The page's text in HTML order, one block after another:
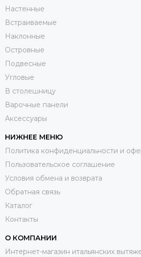
Настенные
Встраиваемые
Наклонные
Островные
Подвесные
Угловые
В столешницу
Варочные панели
Аксессуары
НИЖНЕЕ МЕНЮ
Политика конфиденциальности и
Пользовательское соглашение
Условия обмена и возврата
Обратная связь
Каталог
Контакты
О КОМПАНИИ
Интернет-магазин итальянских